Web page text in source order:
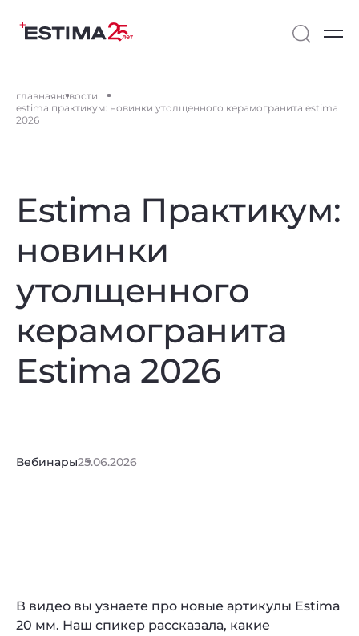
главнаяновости
estima практикум: новинки утолщенного керамогранита estima
2026
Estima Практикум:
новинки
утолщенного
керамогранита
Estima 2026
Вебинары25.06.2026
В видео вы узнаете про новые артикулы Estima
20 мм. Наш спикер рассказала, какие